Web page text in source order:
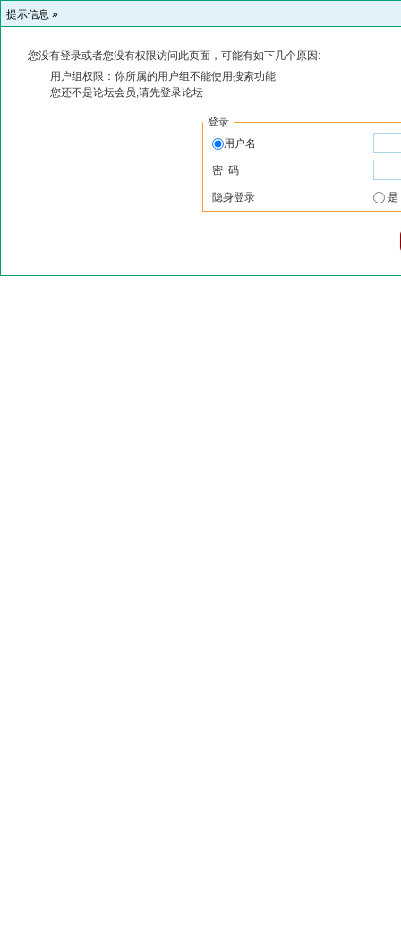
提示信息 »
您没有登录或者您没有权限访问此页面，可能有如下几个原因:
用户组权限：你所属的用户组不能使用搜索功能
您还不是论坛会员,请先登录论坛
登录
用户名
密 码
隐身登录